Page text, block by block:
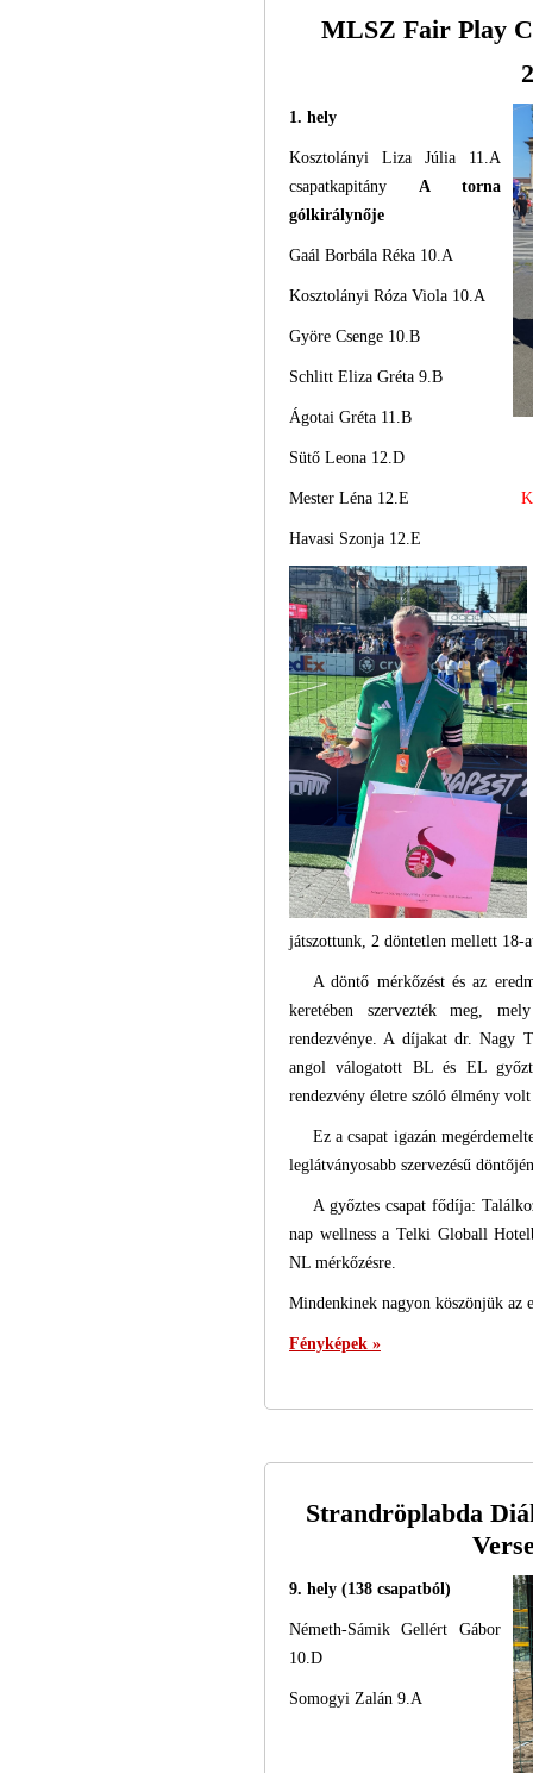
MLSZ Fair Play
1. hely
Kosztolányi Liza Júlia 11.A
csapatkapitány A torna
gólkirálynője
Gaál Borbála Réka 10.A
Kosztolányi Róza Viola 10.A
Györe Csenge 10.B
Schlitt Eliza Gréta 9.B
Ágotai Gréta 11.B
Sütő Leona 12.D
Mester Léna 12.E
Havasi Szonja 12.E
játszottunk, 2 döntetlen mellett 18-
A döntő mérkőzést és az
keretében szervezték meg,
rendezvénye. A díjakat dr. Nagy
angol válogatott BL és EL
rendezvény életre szóló élmény volt
Ez a csapat igazán
leglátványosabb szervezésű
A győztes csapat fődíja:
nap wellness a Telki Globall
NL mérkőzésre.
Mindenkinek nagyon köszönjük az
Fényképek »
Strandröplabda
9. hely (138 csapatból)
Németh-Sámik Gellért Gábor
10.D
Somogyi Zalán 9.A